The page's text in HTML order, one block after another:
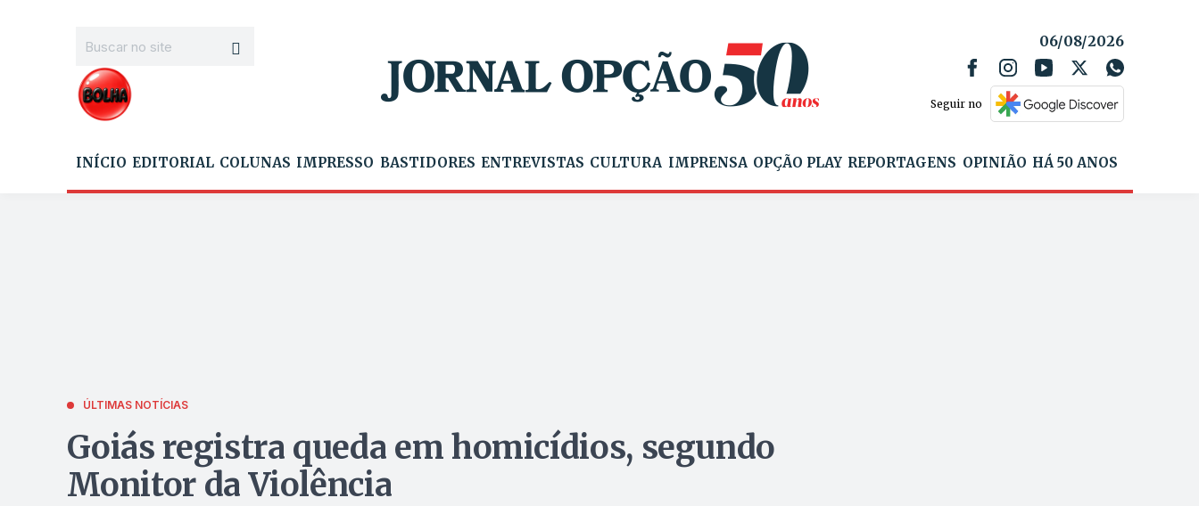
06/08/2026
Seguir no
INÍCIO EDITORIAL COLUNAS IMPRESSO BASTIDORES ENTREVISTAS CULTURA IMPRENSA OPÇÃO PLAY REPORTAGENS OPINIÃO HÁ 50 ANOS
ÚLTIMAS NOTÍCIAS
Goiás registra queda em homicídios, segundo
Monitor da Violência